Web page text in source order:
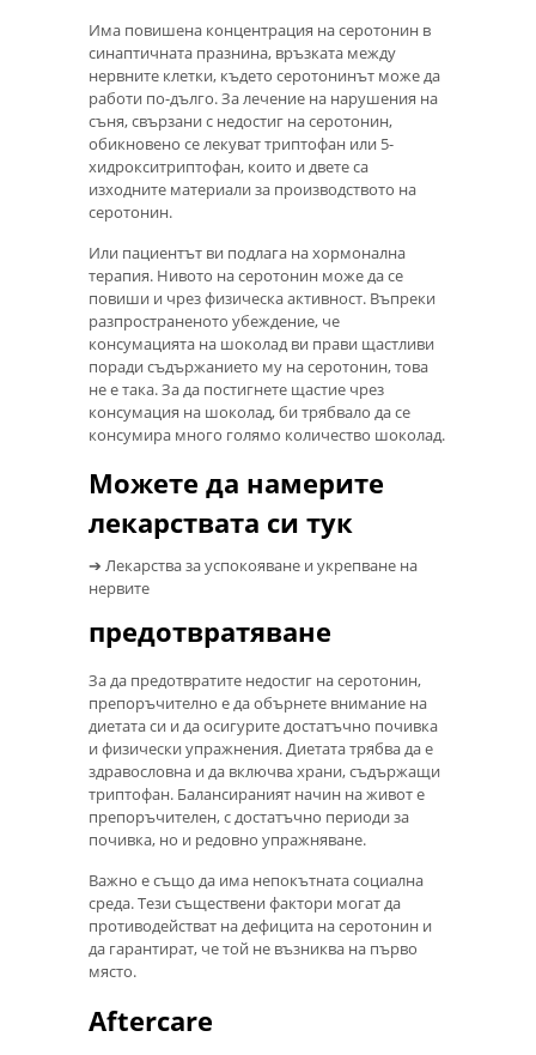
Има повишена концентрация на серотонин в
синаптичната празнина, връзката между
нервните клетки, където серотонинът може да
работи по-дълго. За лечение на нарушения на
съня, свързани с недостиг на серотонин,
обикновено се лекуват триптофан или 5-
хидрокситриптофан, които и двете са
изходните материали за производството на
серотонин.
Или пациентът ви подлага на хормонална
терапия. Нивото на серотонин може да се
повиши и чрез физическа активност. Въпреки
разпространеното убеждение, че
консумацията на шоколад ви прави щастливи
поради съдържанието му на серотонин, това
не е така. За да постигнете щастие чрез
консумация на шоколад, би трябвало да се
консумира много голямо количество шоколад.
Можете да намерите
лекарствата си тук
➔ Лекарства за успокояване и укрепване на
нервите
предотвратяване
За да предотвратите недостиг на серотонин,
препоръчително е да обърнете внимание на
диетата си и да осигурите достатъчно почивка
и физически упражнения. Диетата трябва да е
здравословна и да включва храни, съдържащи
триптофан. Балансираният начин на живот е
препоръчителен, с достатъчно периоди за
почивка, но и редовно упражняване.
Важно е също да има непокътната социална
среда. Тези съществени фактори могат да
противодействат на дефицита на серотонин и
да гарантират, че той не възниква на първо
място.
Aftercare